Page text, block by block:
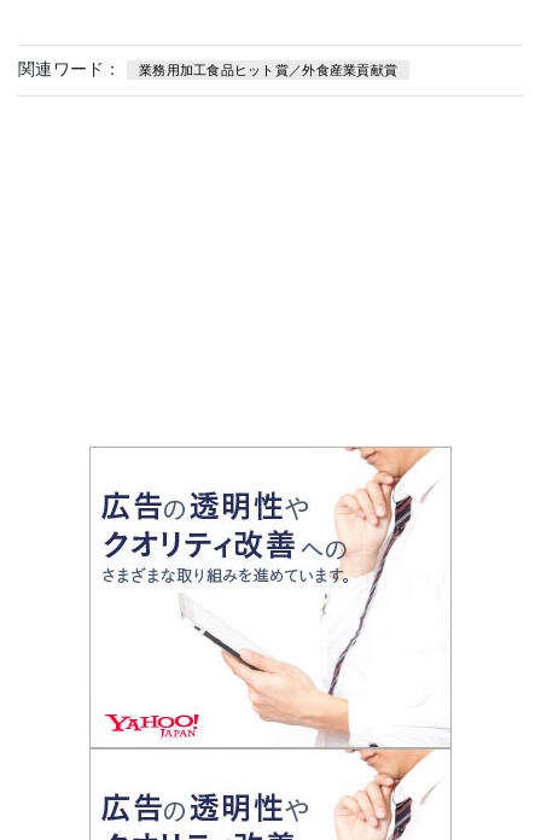
関連ワード： 業務用加工食品ヒット賞／外食産業貢献賞